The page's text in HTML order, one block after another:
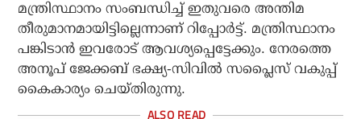
മന്ത്രിസ്ഥാനം സംബന്ധിച്ച് ഇതുവരെ അന്തിമ
തീരുമാനമായിട്ടില്ലെന്നാണ് റിപ്പോർട്ട്. മന്ത്രിസ്ഥാനം
പങ്കിടാൻ‌ ഇവരോട് ആവശ്യപ്പെട്ടേക്കും. നേരത്തെ
അനൂപ് ജേക്കബ് ഭക്ഷ്യ-സിവിൽ സപ്ലെെസ് വകുപ്പ്
കെെകാര്യം ചെയ്തിരുന്നു.